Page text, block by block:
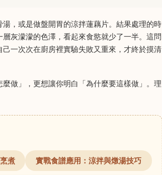
，或是做盤開胃的涼拌蓮藕片。結果處理的時
灰濛濛的色澤，看起來食慾就少了一半。這問
一次次在廚房裡實驗失敗又重來，才終於摸清
做」，更想讓你明白「為什麼要這樣做」。理
煮 實戰食譜應用：涼拌與燉湯技巧